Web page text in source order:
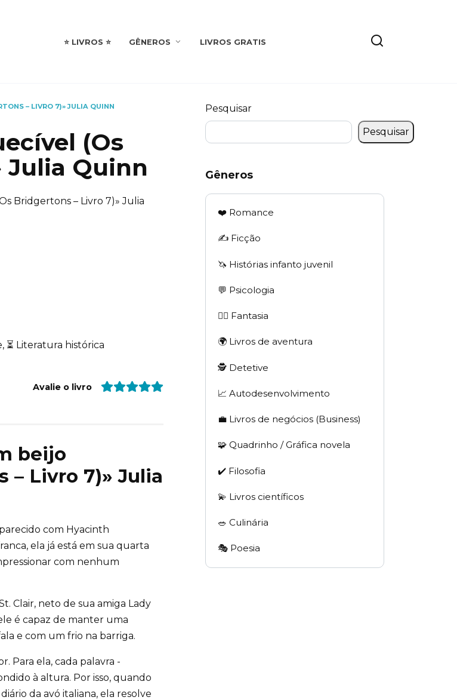
⭐️ LIVROS ⭐️ GÊNEROS LIVROS GRATIS
– LIVRO 7)» JULIA QUINN
(Os
Julia Quinn
Bridgertons – Livro 7)» Julia
Literatura histórica
Avalie o livro
beijo
– Livro 7)» Julia
com Hyacinth
ela já está em sua quarta
com nenhum
Clair, neto de sua amiga Lady
é capaz de manter uma
e com um frio na barriga.
Para ela, cada palavra
à altura. Por isso, quando
da avó italiana, ela resolve
Pesquisar
Pesquisar
Gêneros
❤️ Romance
✍️ Ficção
🦄 Histórias infanto juvenil
💬 Psicologia
🧙‍♂️ Fantasia
🌍 Livros de aventura
🕵 Detetive
📈 Autodesenvolvimento
💼 Livros de negócios (Business)
🧩 Quadrinho / Gráfica novela
✔️ Filosofia
💫 Livros científicos
🥗 Culinária
🎭 Poesia